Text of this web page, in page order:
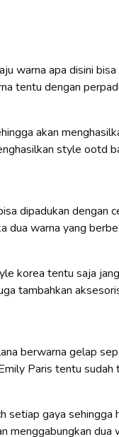
warna apa disini
tentu dengan
akan
style ootd
dipadukan dengan
dua warna yang
korea tentu saja
tambahkan
berwarna gelap
Paris tentu sudah
setiap gaya sehingga
menggabungkan dua